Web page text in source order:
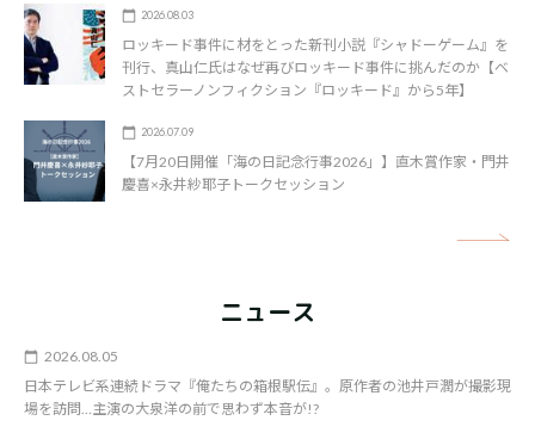
2026.08.03
ロッキード事件に材をとった新刊小説『シャドーゲーム』を
刊行、真山仁氏はなぜ再びロッキード事件に挑んだのか【ベ
ストセラーノンフィクション『ロッキード』から5年】
2026.07.09
【7月20日開催「海の日記念行事2026」】直木賞作家・門井
慶喜×永井紗耶子トークセッション
ニュース
2026.08.05
日本テレビ系連続ドラマ『俺たちの箱根駅伝』。原作者の池井戸潤が撮影現
場を訪問…主演の大泉洋の前で思わず本音が!?